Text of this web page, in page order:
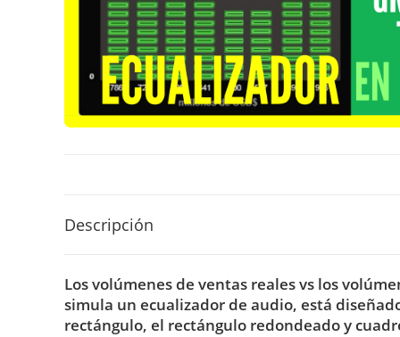
Descripción
Los volúmenes de ventas reales vs los
simula un ecualizador de audio, está
rectángulo, el rectángulo redondeado y